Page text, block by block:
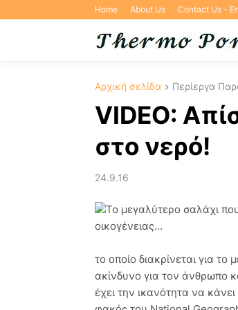
Home About Us Contact Us -
Αρχική σελίδα Περίεργα
VIDEO:
στο νερό!
24.9.16
Το μεγαλύτερο σαλάχι
οικογένειας...
το οποίο διακρίνεται για το
ακίνδυνο για τον άνθρωπο
έχει την ικανότητα να